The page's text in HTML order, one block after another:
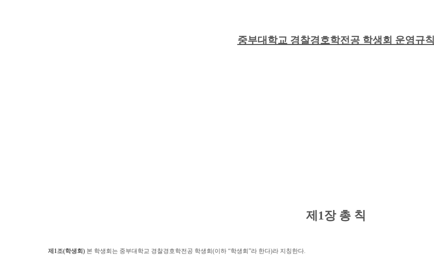
중부대학교 경찰경호학전공 학생회 운영규칙
제 1장 총 칙
제1 조(학생회) 본 학생회는 중부대학교 경찰경호학전공 학생회(이하 “학생회”라 한다)라 지칭한다